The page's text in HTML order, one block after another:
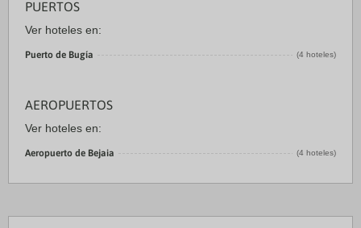
PUERTOS
Ver hoteles en:
Puerto de Bugía (4 hoteles)
AEROPUERTOS
Ver hoteles en:
Aeropuerto de Bejaia (4 hoteles)